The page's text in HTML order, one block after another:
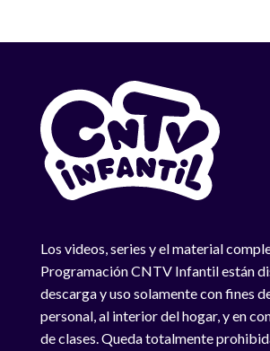
Los videos, series y el material
Programación CNTV Infantil están
descarga y uso solamente con fines
personal, al interior del hogar, y en
de clases. Queda totalmente